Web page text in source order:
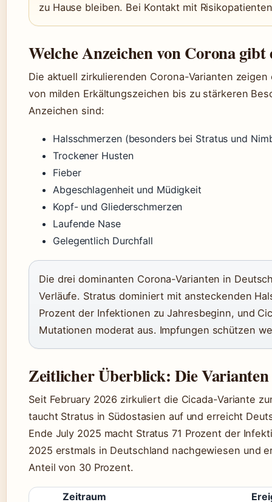
zu Hause bleiben. Bei Kontakt mit
Welche Anzeichen von Corona gibt
Die aktuell zirkulierenden Corona-Varianten
von milden Erkältungszeichen bis zu stärkeren
Anzeichen sind:
Halsschmerzen (besonders bei Stratus und
Trockener Husten
Fieber
Abgeschlagenheit und Müdigkeit
Kopf- und Gliederschmerzen
Laufende Nase
Gelegentlich Durchfall
Die drei dominanten Corona-Varianten in
Verläufe. Stratus dominiert mit ansteckenden
Prozent der Infektionen zu Jahresbeginn, und
Mutationen moderat aus. Impfungen schützen
Zeitlicher Überblick: Die
Seit February 2026 zirkuliert die Cicada-Variante
taucht Stratus in Südostasien auf und erreicht
Ende July 2025 macht Stratus 71 Prozent der
2025 erstmals in Deutschland nachgewiesen und
Anteil von 30 Prozent.
Zeitraum